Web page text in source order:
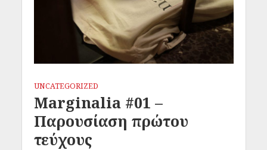
UNCATEGORIZED
Marginalia #01 –
Παρουσίαση πρώτου
τεύχους